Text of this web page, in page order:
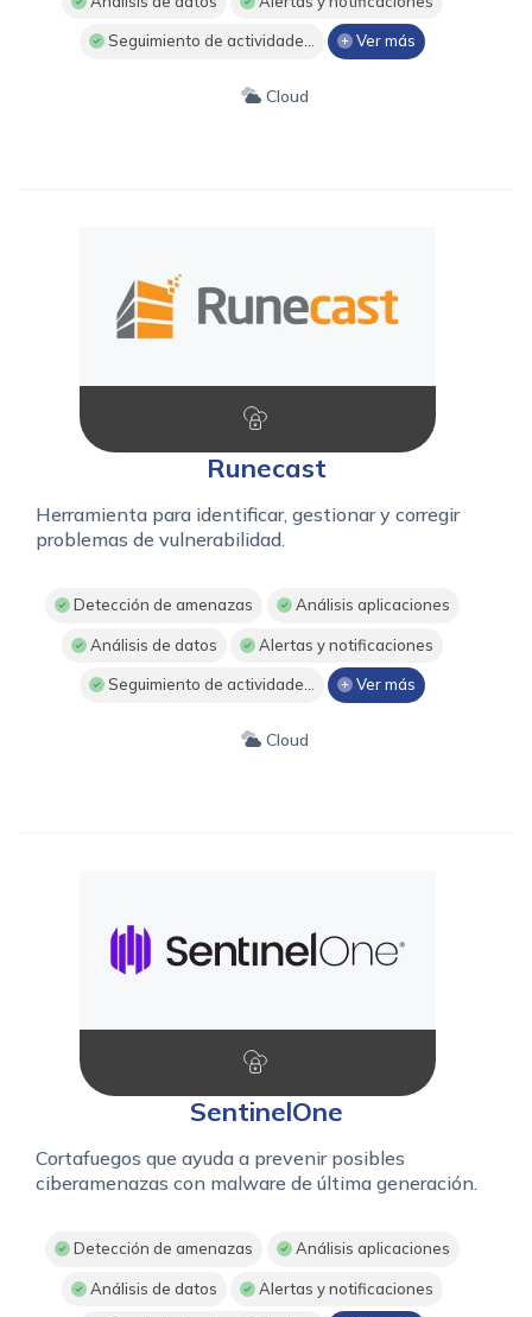
Seguimiento de actividade... Ver más
Cloud
Runecast
Herramienta para identificar, gestionar y corregir
problemas de vulnerabilidad.
Detección de amenazas Análisis aplicaciones
Análisis de datos Alertas y notificaciones
Seguimiento de actividade... Ver más
Cloud
SentinelOne
Cortafuegos que ayuda a prevenir posibles
ciberamenazas con malware de última generación.
Detección de amenazas Análisis aplicaciones
Análisis de datos Alertas y notificaciones